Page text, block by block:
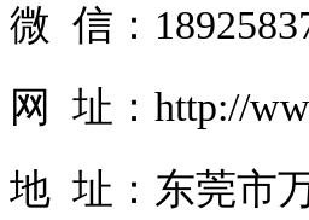
微 信：
网 址：http://
地 址：东莞市